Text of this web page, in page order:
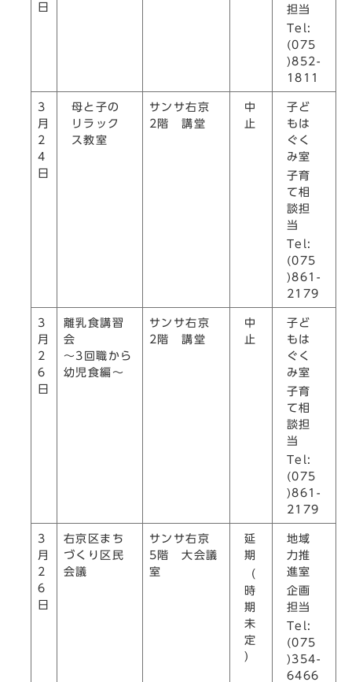
日
担当
Tel:
(075
)852-
1811
3
月
2
4
日
母と子の
リラック
ス教室
サンサ右京
2階 講堂
中
止
子ど
もは
ぐく
み室
子育
て相
談担
当
Tel:
(075
)861-
2179
3
月
2
6
日
離乳食講習
会
～3回職から
幼児食編～
サンサ右京
2階 講堂
中
止
子ど
もは
ぐく
み室
子育
て相
談担
当
Tel:
(075
)861-
2179
3
月
2
6
日
右京区まち
づくり区民
会議
サンサ右京
5階 大会議
室
延
期
（
時
期
未
定
）
地域
力推
進室
企画
担当
Tel:
(075
)354-
6466